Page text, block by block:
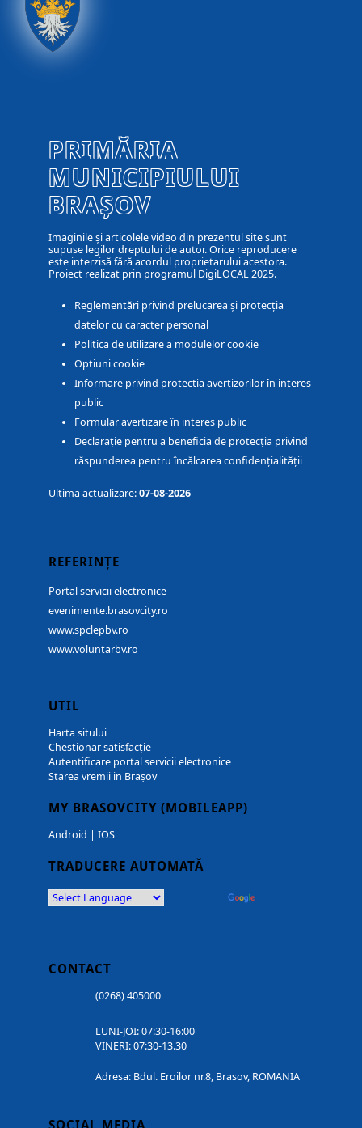
PRIMĂRIA
MUNICIPIULUI
BRAȘOV
Imaginile și articolele video din prezentul site sunt
supuse legilor dreptului de autor. Orice reproducere
este interzisă fără acordul proprietarului acestora.
Proiect realizat prin programul DigiLOCAL 2025.
Reglementări privind prelucarea și protecția
datelor cu caracter personal
Politica de utilizare a modulelor cookie
Optiuni cookie
Informare privind protectia avertizorilor în interes
public
Formular avertizare în interes public
Declarație pentru a beneficia de protecția privind
răspunderea pentru încălcarea confidențialității
Ultima actualizare:07-08-2026
REFERINȚE
Portal servicii electronice
evenimente.brasovcity.ro
www.spclepbv.ro
www.voluntarbv.ro
UTIL
Harta sitului
Chestionar satisfacție
Autentificare portal servicii electronice
Starea vremii in Brașov
MY BRASOVCITY (MOBILEAPP)
Android | IOS
TRADUCERE AUTOMATĂ
CONTACT
(0268) 405000
LUNI-JOI: 07:30-16:00
VINERI: 07:30-13.30
Adresa: Bdul. Eroilor nr.8, Brasov, ROMANIA
SOCIAL MEDIA